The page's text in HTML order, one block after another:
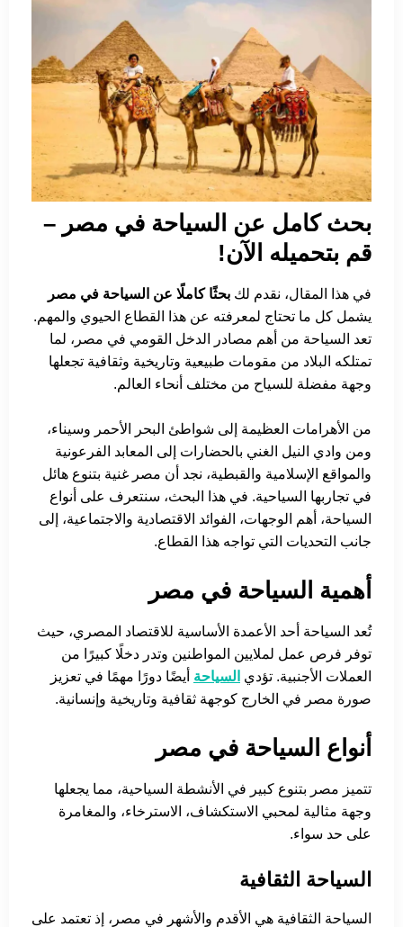
بحث كامل عن السياحة في مصر –
قم بتحميله الآن!
في هذا المقال، نقدم لك بحثًا كاملًا عن السياحة في مصر
يشمل كل ما تحتاج لمعرفته عن هذا القطاع الحيوي والمهم.
تعد السياحة من أهم مصادر الدخل القومي في مصر، لما
تمتلكه البلاد من مقومات طبيعية وتاريخية وثقافية تجعلها
وجهة مفضلة للسياح من مختلف أنحاء العالم.
من الأهرامات العظيمة إلى شواطئ البحر الأحمر وسيناء،
ومن وادي النيل الغني بالحضارات إلى المعابد الفرعونية
والمواقع الإسلامية والقبطية، نجد أن مصر غنية بتنوع هائل
في تجاربها السياحية. في هذا البحث، سنتعرف على أنواع
السياحة، أهم الوجهات، الفوائد الاقتصادية والاجتماعية، إلى
جانب التحديات التي تواجه هذا القطاع.
أهمية السياحة في مصر
تُعد السياحة أحد الأعمدة الأساسية للاقتصاد المصري، حيث
توفر فرص عمل لملايين المواطنين وتدر دخلًا كبيرًا من
العملات الأجنبية. تؤدي السياحة أيضًا دورًا مهمًا في تعزيز
صورة مصر في الخارج كوجهة ثقافية وتاريخية وإنسانية.
أنواع السياحة في مصر
تتميز مصر بتنوع كبير في الأنشطة السياحية، مما يجعلها
وجهة مثالية لمحبي الاستكشاف، الاسترخاء، والمغامرة
على حد سواء.
السياحة الثقافية
السياحة الثقافية هي الأقدم والأشهر في مصر، إذ تعتمد على